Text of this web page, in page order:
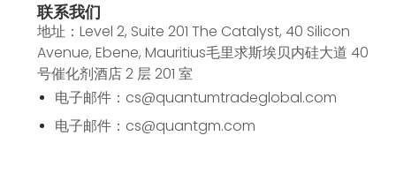
联系我们
地址：Level 2, Suite 201 The Catalyst, 40 Silicon
Avenue, Ebene, Mauritius毛里求斯埃贝内硅大道 40
号催化剂酒店 2 层 201 室
电子邮件：cs@quantumtradeglobal.com
电子邮件：cs@quantgm.com